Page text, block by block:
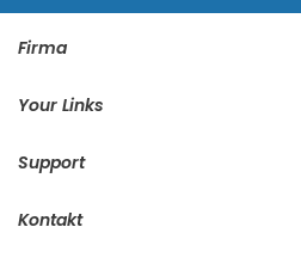
Firma
Your Links
Support
Kontakt